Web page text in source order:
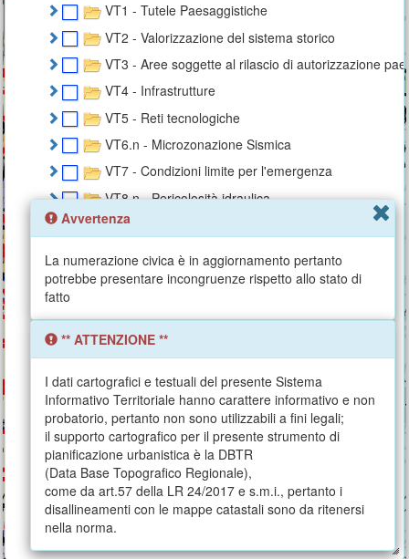
Avvertenza
La numerazione civica è in aggiornamento pertanto
potrebbe presentare incongruenze rispetto allo stato di
fatto
** ATTENZIONE **
I dati cartografici e testuali del presente Sistema
Informativo Territoriale hanno carattere informativo e non
probatorio, pertanto non sono utilizzabili a fini legali;
il supporto cartografico per il presente strumento di
pianificazione urbanistica è la DBTR
(Data Base Topografico Regionale),
come da art.57 della LR 24/2017 e s.m.i., pertanto i
disallineamenti con le mappe catastali sono da ritenersi
nella norma.
VT1 - Tutele Paesaggistiche
VT2 - Valorizzazione del sistema storico
VT3 - Aree soggette al rilascio di autorizzazione
VT4 - Infrastrutture
VT5 - Reti tecnologiche
VT6.n - Microzonazione Sismica
VT7 - Condizioni limite per l'emergenza
VT8.n - Pericolosità idraulica
ST2.1 - Potenziamento della città pubblica
ST2.2 - Rete verde blu e paesaggi
ST2.3 - Mobilità
VU1 - Vincoli Urbanistici